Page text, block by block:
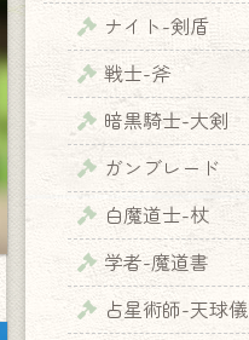
ナイト-剣盾
戦士-斧
暗黒騎士-大剣
ガンブレード
白魔道士-杖
学者-魔道書
占星術師-天球儀